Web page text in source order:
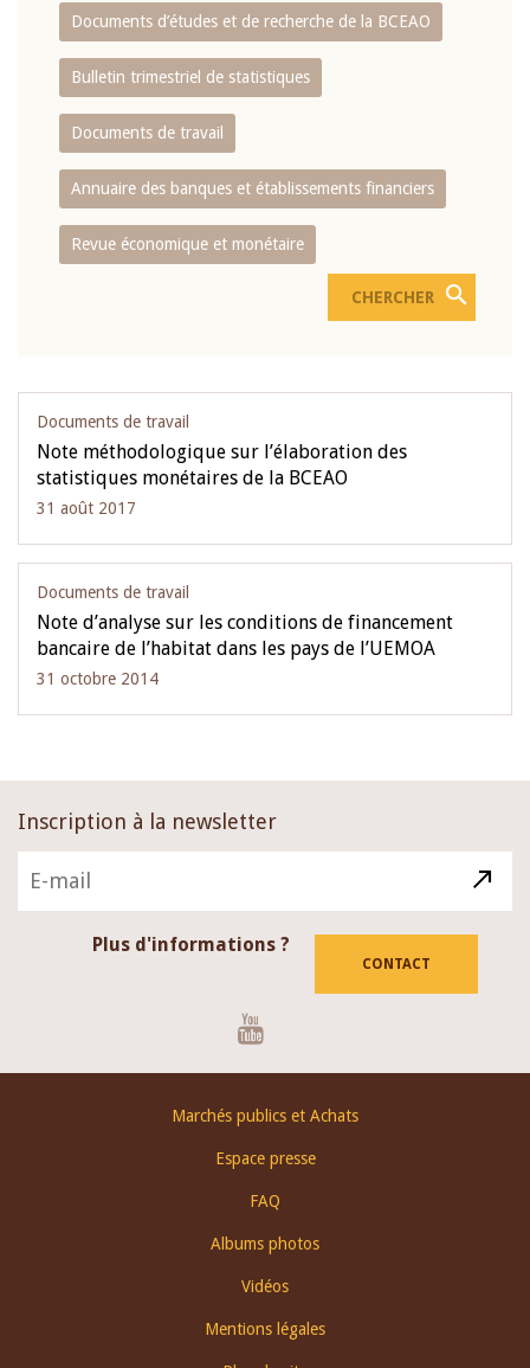
Documents d’études et de recherche de la BCEAO
Bulletin trimestriel de statistiques
Documents de travail
Annuaire des banques et établissements financiers
Revue économique et monétaire
Documents de travail
Note méthodologique sur l’élaboration des
statistiques monétaires de la BCEAO
31 août 2017
Documents de travail
Note d’analyse sur les conditions de financement
bancaire de l’habitat dans les pays de l’UEMOA
31 octobre 2014
Inscription à la newsletter
Plus d'informations ?
CONTACT
Marchés publics et Achats
Espace presse
FAQ
Albums photos
Vidéos
Mentions légales